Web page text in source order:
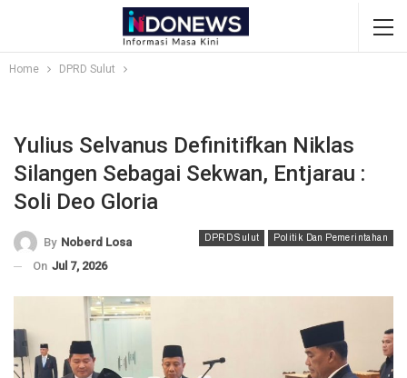
Home DPRD Sulut
Yulius Selvanus Definitifkan Niklas
Silangen Sebagai Sekwan, Entjarau :
Soli Deo Gloria
DPRD Sulut Politik Dan Pemerintahan
By Noberd Losa
On Jul 7, 2026